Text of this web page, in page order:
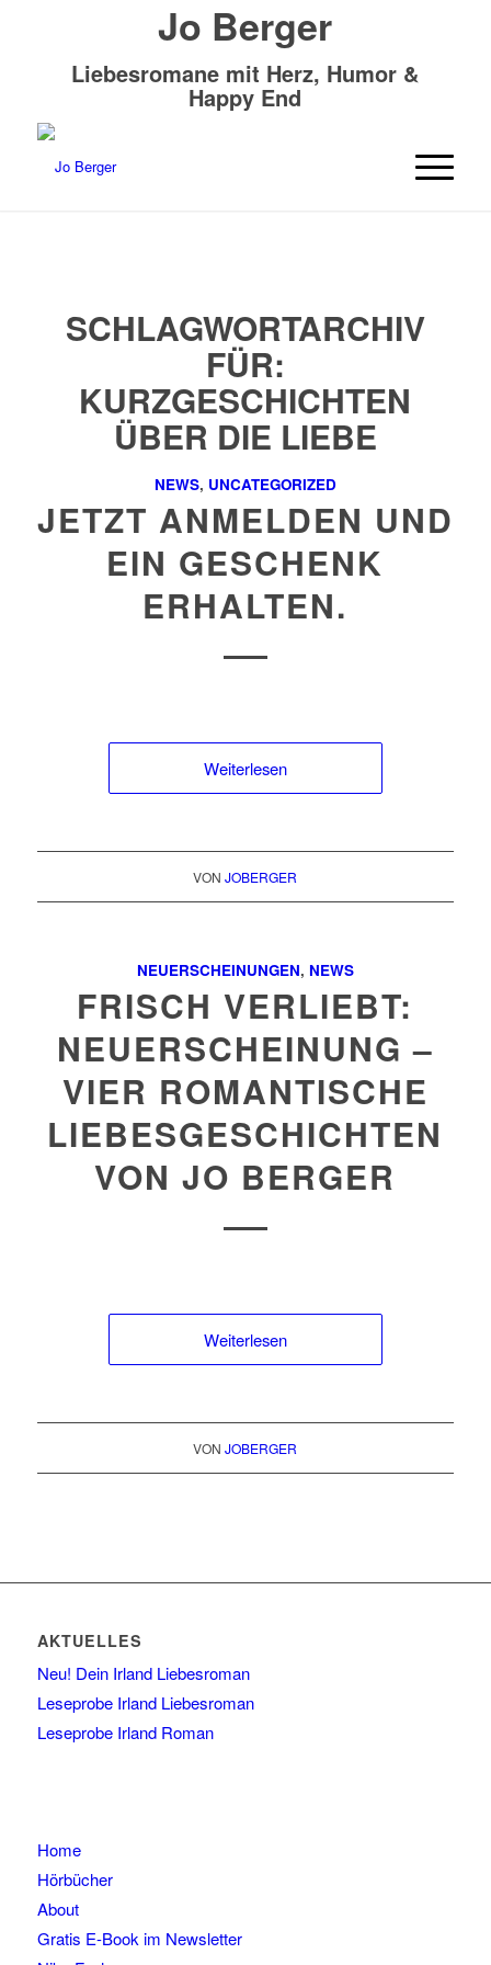
Jo Berger
Liebesromane mit Herz, Humor &
Happy End
SCHLAGWORTARCHIV
FÜR:
KURZGESCHICHTEN
ÜBER DIE LIEBE
NEWS, UNCATEGORIZED
JETZT ANMELDEN UND
EIN GESCHENK
ERHALTEN.
Weiterlesen
VONJOBERGER
NEUERSCHEINUNGEN, NEWS
FRISCH VERLIEBT:
NEUERSCHEINUNG –
VIER ROMANTISCHE
LIEBESGESCHICHTEN
VON JO BERGER
Weiterlesen
VONJOBERGER
AKTUELLES
Neu! Dein Irland Liebesroman
Leseprobe Irland Liebesroman
Leseprobe Irland Roman
Home
Hörbücher
About
Gratis E-Book im Newsletter